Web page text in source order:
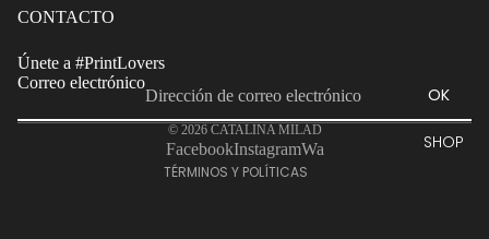
SHOP
CONTACTO
Únete a #PrintLovers
Correo electrónico
OK
© 2026 CATALINA MILAD
FacebookInstagramWa
TÉRMINOS Y POLÍTICAS
Política de reembolso
Términos del servicio
Política de envío
Información de contacto